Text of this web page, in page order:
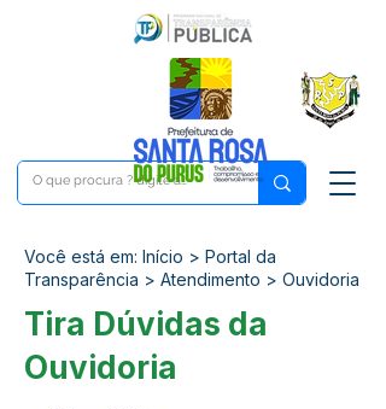
Você está em: Início > Portal da
Transparência > Atendimento > Ouvidoria
Tira Dúvidas da
Ouvidoria